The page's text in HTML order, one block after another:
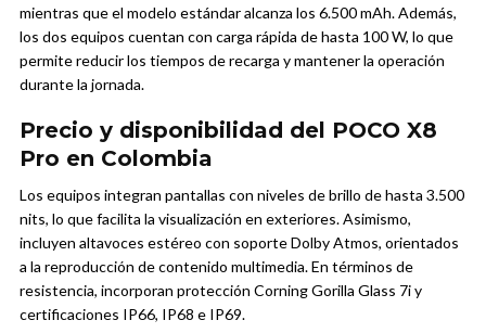
mientras que el modelo estándar alcanza los 6.500 mAh. Además,
los dos equipos cuentan con carga rápida de hasta 100 W, lo que
permite reducir los tiempos de recarga y mantener la operación
durante la jornada.
Precio y disponibilidad del POCO X8
Pro en Colombia
Los equipos integran pantallas con niveles de brillo de hasta 3.500
nits, lo que facilita la visualización en exteriores. Asimismo,
incluyen altavoces estéreo con soporte Dolby Atmos, orientados
a la reproducción de contenido multimedia. En términos de
resistencia, incorporan protección Corning Gorilla Glass 7i y
certificaciones IP66, IP68 e IP69.